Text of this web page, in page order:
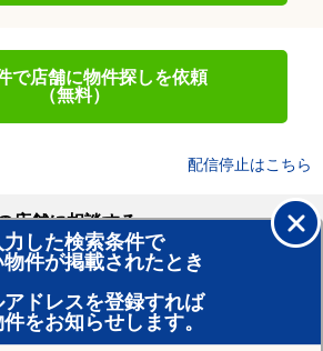
で店舗に物件探しを依頼
（無料）
配信停止はこちら
力した検索条件で
件が掲載されたとき
アドレスを登録すれば
をお知らせします。
店舗に相談する
！
ト